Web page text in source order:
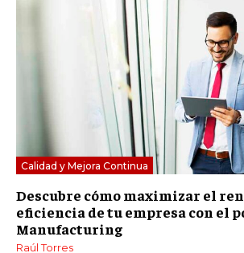
Calidad y Mejora Continua
Descubre cómo maximizar el
eficiencia de tu empresa con el
Manufacturing
Raúl Torres